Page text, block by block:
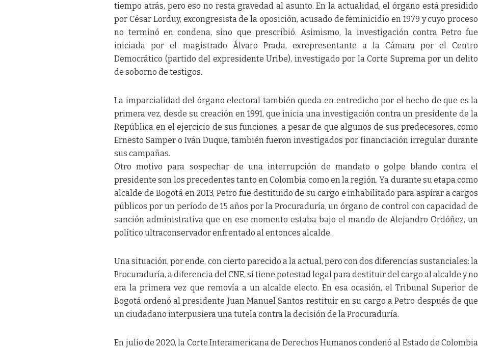
tiempo atrás, pero eso no resta gravedad al asunto. En la actualidad, el órgano está presidido
por César Lorduy, excongresista de la oposición, acusado de feminicidio en 1979 y cuyo proceso
no terminó en condena, sino que prescribió. Asimismo, la investigación contra Petro fue
iniciada por el magistrado Álvaro Prada, exrepresentante a la Cámara por el Centro
Democrático (partido del expresidente Uribe), investigado por la Corte Suprema por un delito
de soborno de testigos.
La imparcialidad del órgano electoral también queda en entredicho por el hecho de que es la
primera vez, desde su creación en 1991, que inicia una investigación contra un presidente de la
República en el ejercicio de sus funciones, a pesar de que algunos de sus predecesores, como
Ernesto Samper o Iván Duque, también fueron investigados por financiación irregular durante
sus campañas.
Otro motivo para sospechar de una interrupción de mandato o golpe blando contra el
presidente son los precedentes tanto en Colombia como en la región. Ya durante su etapa como
alcalde de Bogotá en 2013, Petro fue destituido de su cargo e inhabilitado para aspirar a cargos
públicos por un período de 15 años por la Procuraduría, un órgano de control con capacidad de
sanción administrativa que en ese momento estaba bajo el mando de Alejandro Ordóñez, un
político ultraconservador enfrentado al entonces alcalde.
Una situación, por ende, con cierto parecido a la actual, pero con dos diferencias sustanciales: la
Procuraduría, a diferencia del CNE, sí tiene potestad legal para destituir del cargo al alcalde y no
era la primera vez que removía a un alcalde electo. En esa ocasión, el Tribunal Superior de
Bogotá ordenó al presidente Juan Manuel Santos restituir en su cargo a Petro después de que
un ciudadano interpusiera una tutela contra la decisión de la Procuraduría.
En julio de 2020, la Corte Interamericana de Derechos Humanos condenó al Estado de Colombia